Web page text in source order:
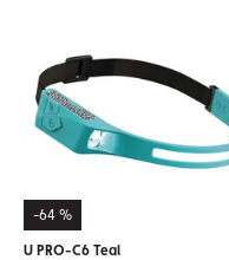
-64 %
U PRO-C6 Teal